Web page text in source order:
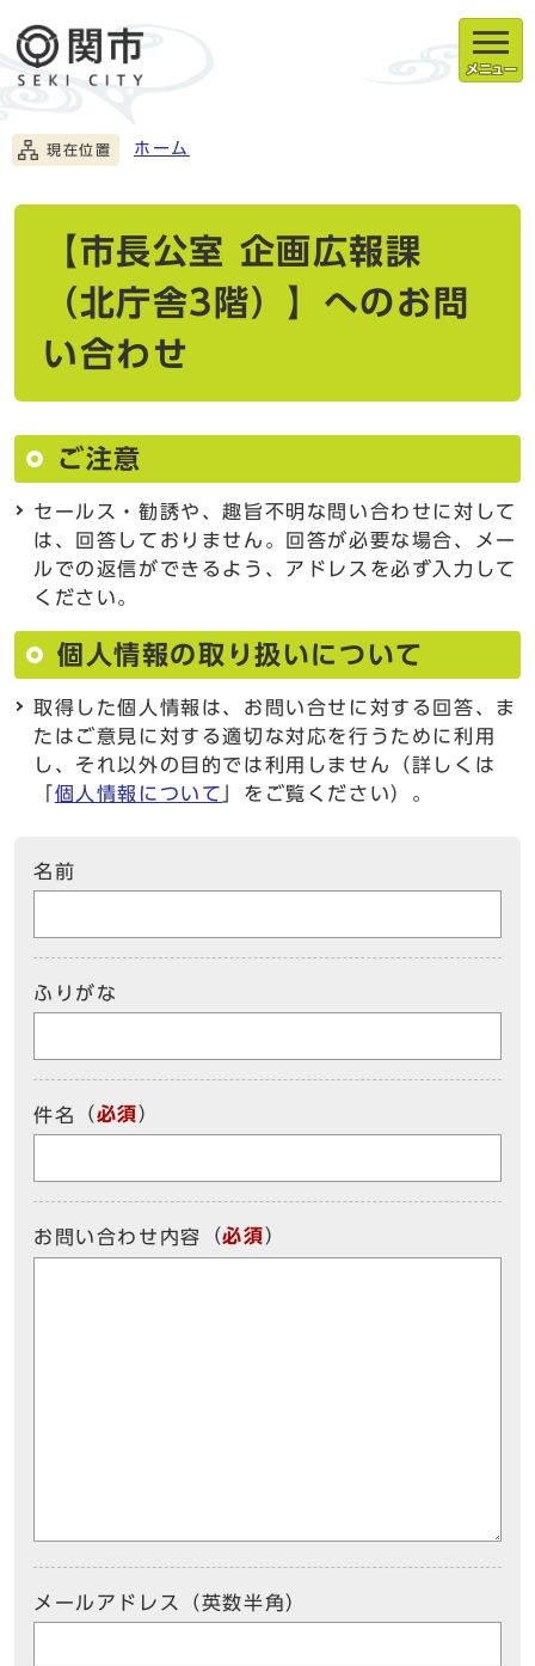
メニュー
現在位置 ホーム
【市長公室 企画広報課
（北庁舎3階）】へのお問
い合わせ
ご注意
セールス・勧誘や、趣旨不明な問い合わせに対して
は、回答しておりません。回答が必要な場合、メー
ルでの返信ができるよう、アドレスを必ず入力して
ください。
個人情報の取り扱いについて
取得した個人情報は、お問い合せに対する回答、ま
たはご意見に対する適切な対応を行うために利用
し、それ以外の目的では利用しません（詳しくは
「個人情報について 」をご覧ください）。
名前
ふりがな
件名 （必須）
お問い合わせ内容 （必須）
メールアドレス（英数半角）